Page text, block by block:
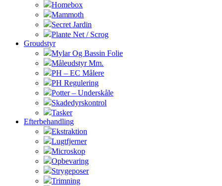
Homebox
Mammoth
Secret Jardin
Plante Net / Scrog
Groudstyr
Mylar Og Bassin Folie
Måleudstyr Mm.
PH – EC Målere
PH Regulering
Potter – Underskåle
Skadedyrskontrol
Tasker
Efterbehandling
Ekstraktion
Lugtfjerner
Microskop
Opbevaring
Strygeposer
Trimning